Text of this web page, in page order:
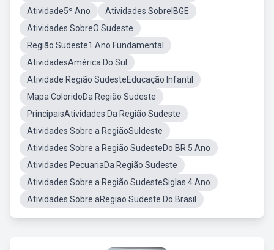
Atividade5º Ano
Atividades SobreIBGE
Atividades SobreO Sudeste
Região Sudeste1 Ano Fundamental
AtividadesAmérica Do Sul
Atividade Região SudesteEducação Infantil
Mapa ColoridoDa Região Sudeste
PrincipaisAtividades Da Região Sudeste
Atividades Sobre a RegiãoSuldeste
Atividades Sobre a Região SudesteDo BR 5 Ano
Atividades PecuariaDa Região Sudeste
Atividades Sobre a Região SudesteSiglas 4 Ano
Atividades Sobre aRegiao Sudeste Do Brasil